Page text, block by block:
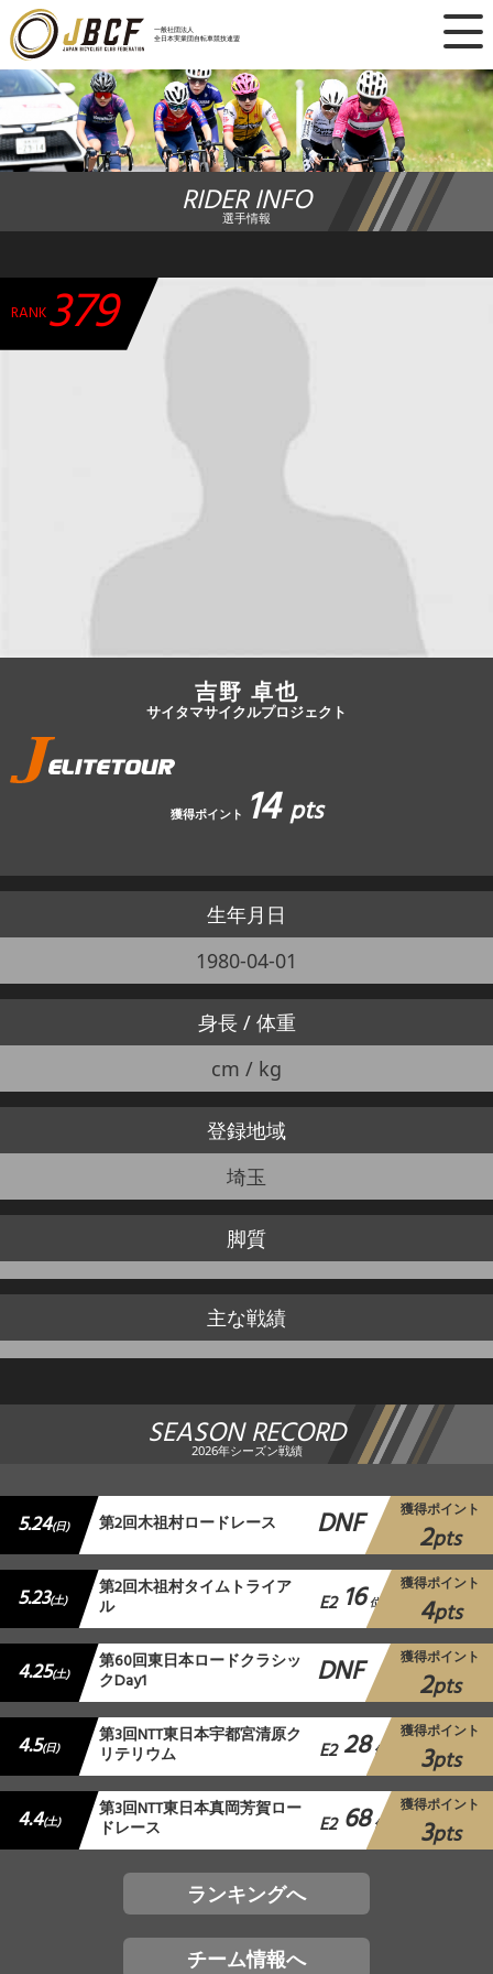
一般社団法人
全日本実業団自転車競技連盟
×
ニュース
レース日程
ランキング
チーム・選手
加盟・登録
エントリー
JBCF ROAD SERIESとは
RIDER INFO
選手情報
RANK379
吉野 卓也
サイタマサイクルプロジェクト
獲得ポイント 14pts
生年月日
1980-04-01
身長 / 体重
cm / kg
登録地域
埼玉
脚質
主な戦績
SEASON RECORD
2026年シーズン戦績
5.24(日) 第2回木祖村ロードレース DNF 獲得ポイント
2pts
5.23(土) 第2回木祖村タイムトライア
ル E2 16 位
獲得ポイント
4pts
4.25(土) 第60回東日本ロードクラシッ
クDay1 DNF 獲得ポイント
2pts
4.5(日) 第3回NTT東日本宇都宮清原ク
リテリウム E2 28 位
獲得ポイント
3pts
4.4(土) 第3回NTT東日本真岡芳賀ロー
ドレース E2 68 位
獲得ポイント
3pts
ランキングへ
チーム情報へ